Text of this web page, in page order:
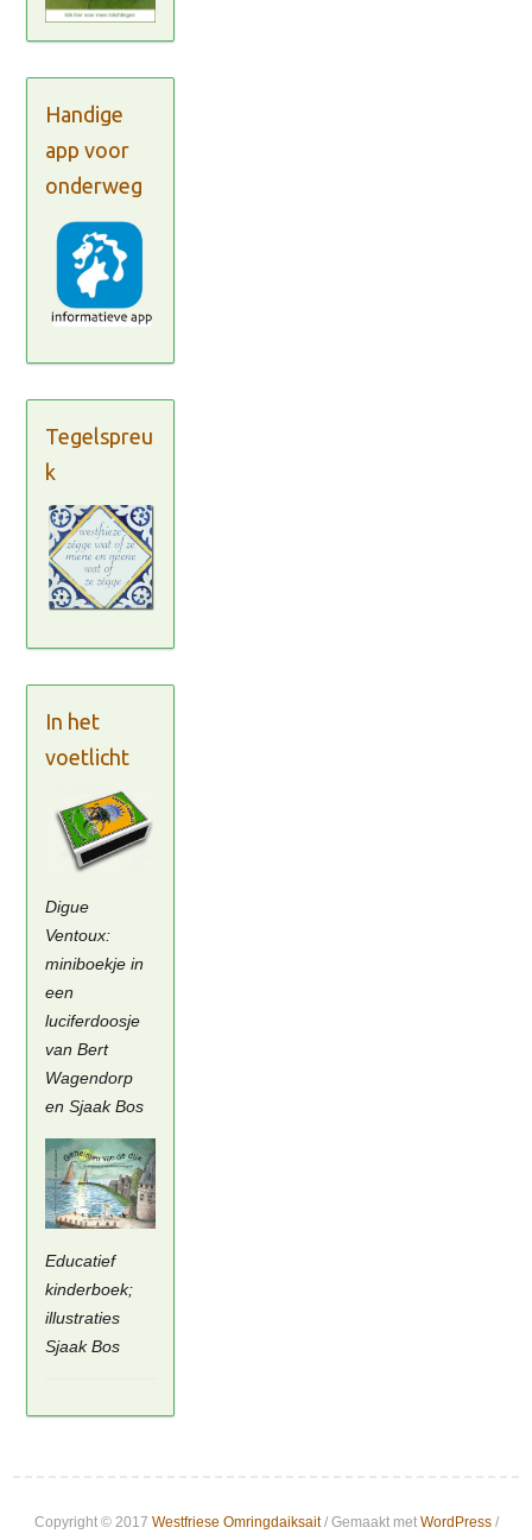
Handige
app voor
onderweg
Tegelspreu
k
In het
voetlicht
Digue
Ventoux:
miniboekje in
een
luciferdoosje
van Bert
Wagendorp
en Sjaak Bos
Educatief
kinderboek;
illustraties
Sjaak Bos
Copyright © 2017 Westfriese Omringdaiksait/ Gemaakt met WordPress/